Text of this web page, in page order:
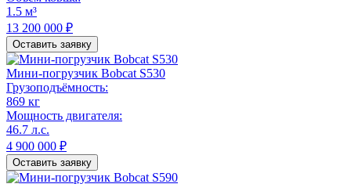
1.5 м³
13 200 000 ₽
Оставить заявку
Мини-погрузчик Bobcat S530
Грузоподъёмность:
869 кг
Мощность двигателя:
46.7 л.с.
4 900 000 ₽
Оставить заявку